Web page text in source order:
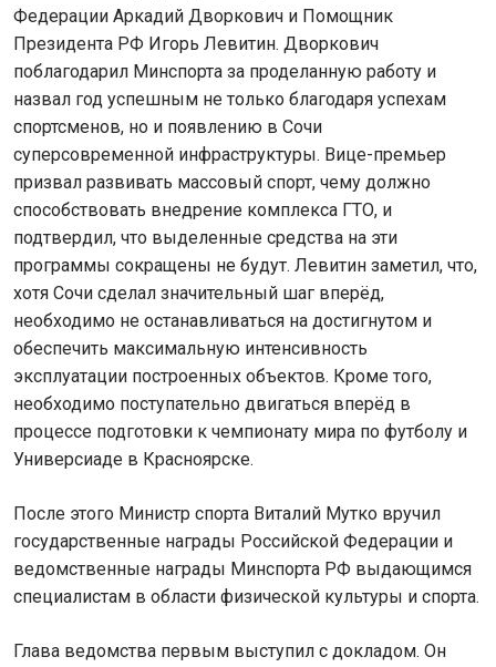
Федерации Аркадий Дворкович и Помощник
Президента РФ Игорь Левитин. Дворкович
поблагодарил Минспорта за проделанную работу и
назвал год успешным не только благодаря успехам
спортсменов, но и появлению в Сочи
суперсовременной инфраструктуры. Вице-премьер
призвал развивать массовый спорт, чему должно
способствовать внедрение комплекса ГТО, и
подтвердил, что выделенные средства на эти
программы сокращены не будут. Левитин заметил, что,
хотя Сочи сделал значительный шаг вперёд,
необходимо не останавливаться на достигнутом и
обеспечить максимальную интенсивность
эксплуатации построенных объектов. Кроме того,
необходимо поступательно двигаться вперёд в
процессе подготовки к чемпионату мира по футболу и
Универсиаде в Красноярске.
После этого Министр спорта Виталий Мутко вручил
государственные награды Российской Федерации и
ведомственные награды Минспорта РФ выдающимся
специалистам в области физической культуры и спорта.
Глава ведомства первым выступил с докладом. Он